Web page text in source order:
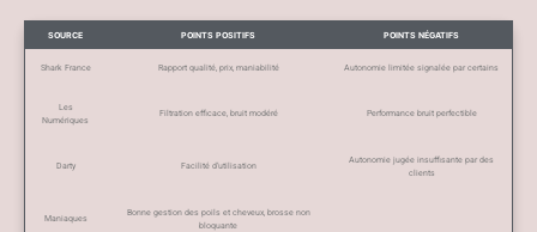
SOURCE POINTS POSITIFS POINTS NÉGATIFS
Shark France Rapport qualité, prix, maniabilité Autonomie limitée signalée par certains
Les
Numériques
Filtration efficace, bruit modéré Performance bruit perfectible
Darty Facilité d’utilisation
Autonomie jugée insuffisante par des
clients
Maniaques
Bonne gestion des poils et cheveux, brosse non
bloquante